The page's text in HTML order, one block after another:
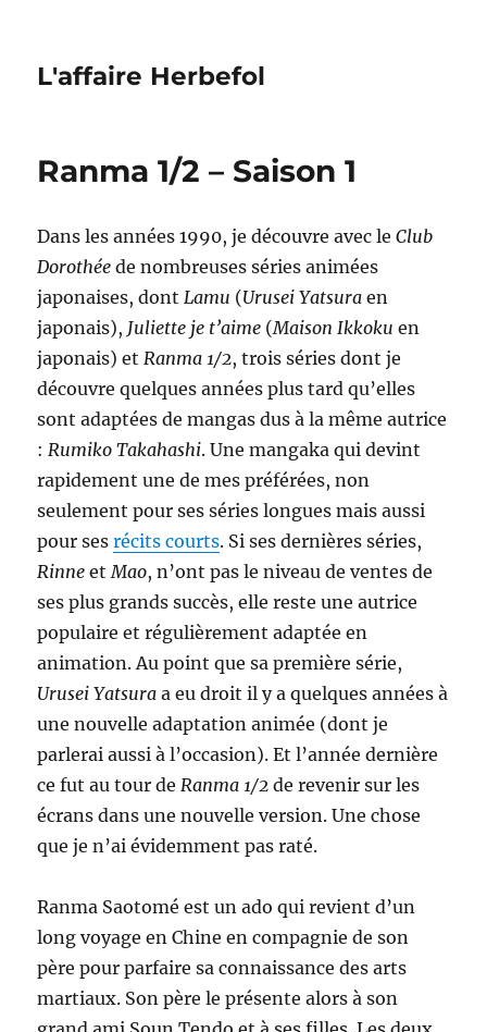
L'affaire Herbefol
Ranma 1/2 – Saison 1
Dans les années 1990, je découvre avec leClub
Dorothée de nombreuses séries animées
japonaises, dontLamu (Urusei Yatsura en
japonais), Juliette je t’aime (Maison Ikkoku en
japonais) etRanma 1/2, trois séries dont je
découvre quelques années plus tard qu’elles
sont adaptées de mangas dus à la même autrice
:Rumiko Takahashi. Une mangaka qui devint
rapidement une de mes préférées, non
seulement pour ses séries longues mais aussi
pour sesrécits courts. Si ses dernières séries,
Rinne etMao, n’ont pas le niveau de ventes de
ses plus grands succès, elle reste une autrice
populaire et régulièrement adaptée en
animation. Au point que sa première série,
Urusei Yatsura a eu droit il y a quelques années à
une nouvelle adaptation animée (dont je
parlerai aussi à l’occasion). Et l’année dernière
ce fut au tour deRanma 1/2 de revenir sur les
écrans dans une nouvelle version. Une chose
que je n’ai évidemment pas raté.
Ranma Saotomé est un ado qui revient d’un
long voyage en Chine en compagnie de son
père pour parfaire sa connaissance des arts
martiaux. Son père le présente alors à son